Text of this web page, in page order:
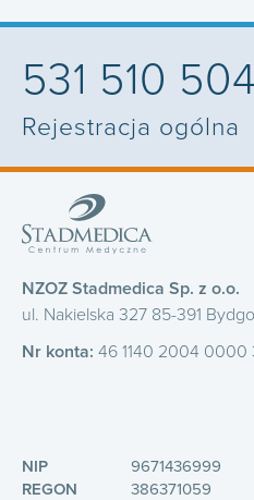
531 510 504
Rejestracja ogólna
NZOZ Stadmedica Sp. z o.o.
ul. Nakielska 327 85-391
Nr konta: 46 1140 2004
NIP
9671436999
REGON
386371059